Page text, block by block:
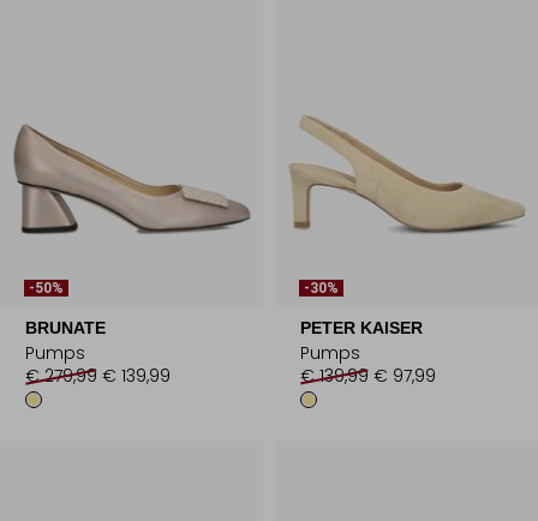
-50%
BRUNATE
Pumps
€ 279,99 € 139,99
-30%
PETER KAISER
Pumps
€ 139,99 € 97,99